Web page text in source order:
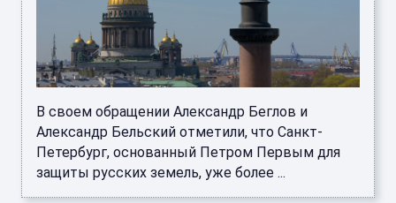
В своем обращении Александр Беглов и
Александр Бельский отметили, что Санкт-
Петербург, основанный Петром Первым для
защиты русских земель, уже более ...